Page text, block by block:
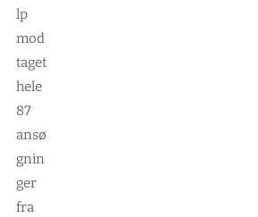
lp
mod
taget
hele
87
ansø
gnin
ger
fra